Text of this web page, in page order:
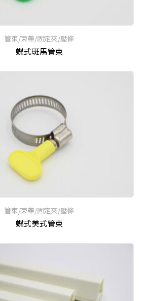
管束/束帶/固定夾/壓條
蝶式斑馬管束
管束/束帶/固定夾/壓條
蝶式美式管束